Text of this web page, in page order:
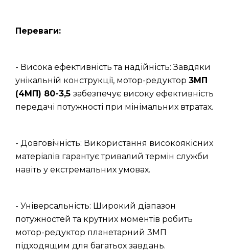
Переваги:
- Висока ефективність та надійність: Завдяки
унікальній конструкції, мотор-редуктор 3МП
(4МП) 80-3,5 забезпечує високу ефективність
передачі потужності при мінімальних втратах.
- Довговічність: Використання високоякісних
матеріалів гарантує тривалий термін служби
навіть у екстремальних умовах.
- Універсальність: Широкий діапазон
потужностей та крутних моментів робить
мотор-редуктор планетарний 3МП
підходящим для багатьох завдань.